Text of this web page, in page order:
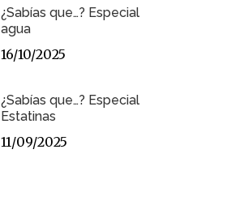
¿Sabías que…? Especial
agua
16/10/2025
¿Sabías que…? Especial
Estatinas
11/09/2025